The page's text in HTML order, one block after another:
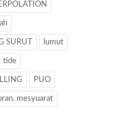
SURUT lumut
tide
PUO
mesyuarat